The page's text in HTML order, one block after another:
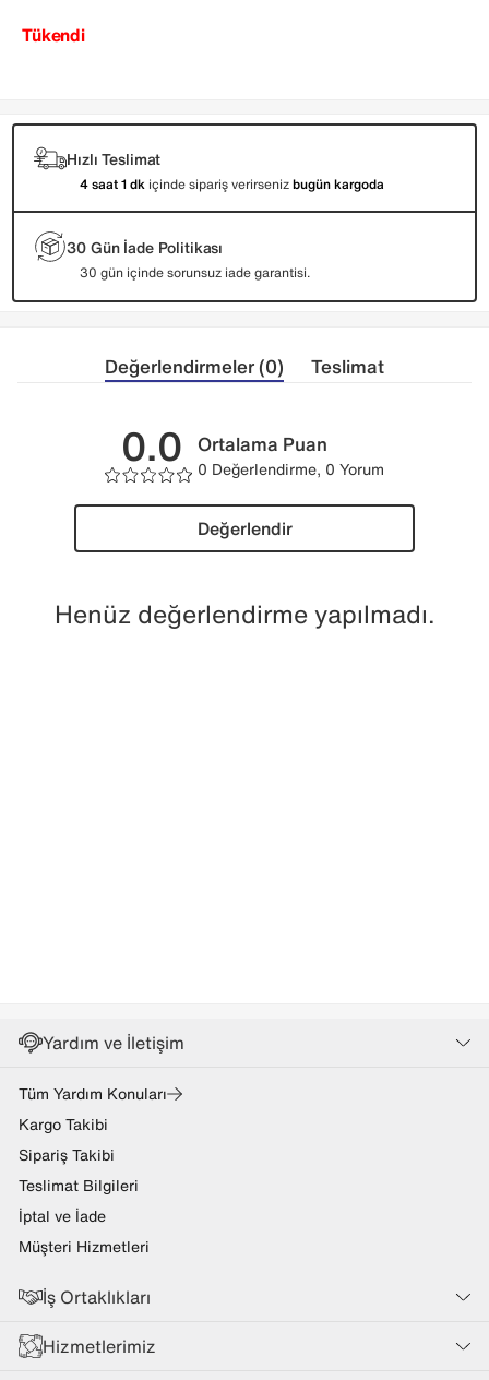
Tükendi
Hızlı Teslimat
4 saat 1 dk içinde sipariş verirsenizbugün kargoda
30 Gün İade Politikası
30 gün içinde sorunsuz iade garantisi.
Değerlendirmeler (0) Teslimat
0.0 Ortalama Puan
0 Değerlendirme, 0 Yorum
Değerlendir
Henüz değerlendirme yapılmadı.
Yardım ve İletişim
Tüm Yardım Konuları
Kargo Takibi
Sipariş Takibi
Teslimat Bilgileri
İptal ve İade
Müşteri Hizmetleri
İş Ortaklıkları
Hizmetlerimiz